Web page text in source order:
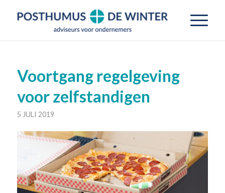
Voortgang regelgeving
voor zelfstandigen
5 JULI 2019